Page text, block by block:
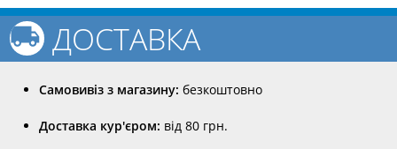
ДОСТАВКА
Самовивіз з магазину: безкоштовно
Доставка кур'єром: від 80 грн.